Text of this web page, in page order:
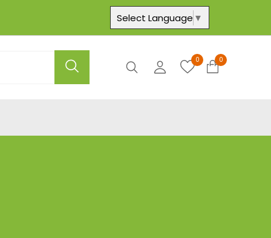
Select Language ▼
Axtar Hesabım
0 0